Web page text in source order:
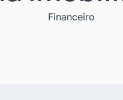
Financeiro